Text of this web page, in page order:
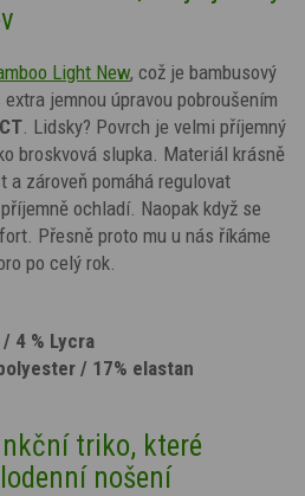
Light New, což je bambusový
jemnou úpravou pobroušením
. Lidsky? Povrch je velmi příjemný
broskvová slupka. Materiál krásně
a zároveň pomáhá regulovat
ochladí. Naopak když se
Přesně proto mu u nás říkáme
po celý rok.
4 % Lycra
/ 17% elastan
triko, které
nošení